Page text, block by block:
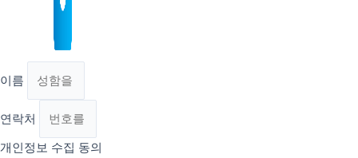
이름
연락처
개인정보 수집 동의